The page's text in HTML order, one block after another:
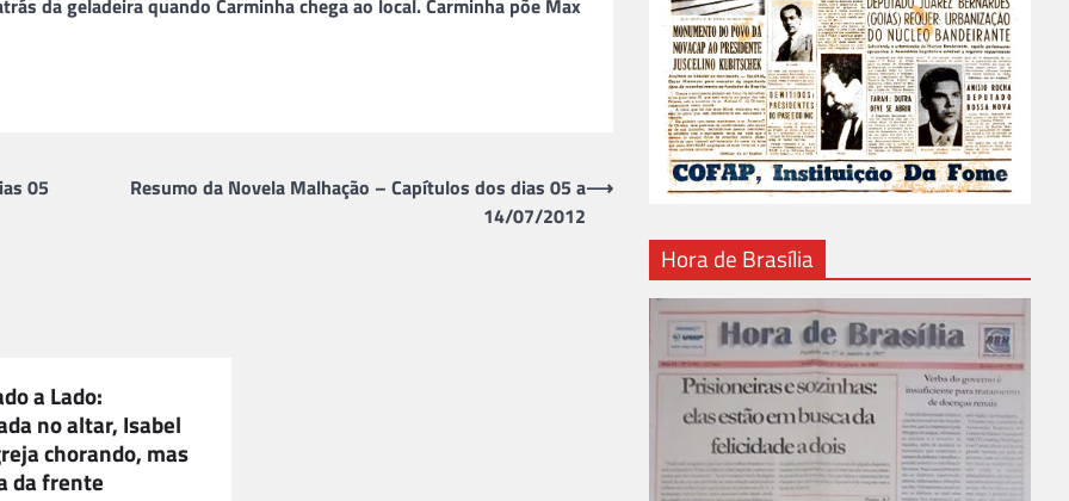
05
Resumo da Novela Malhação – Capítulos dos dias 05 a
14/07/2012
⟶
a Lado:
no altar, Isabel
chorando, mas
da frente
Hora de Brasília